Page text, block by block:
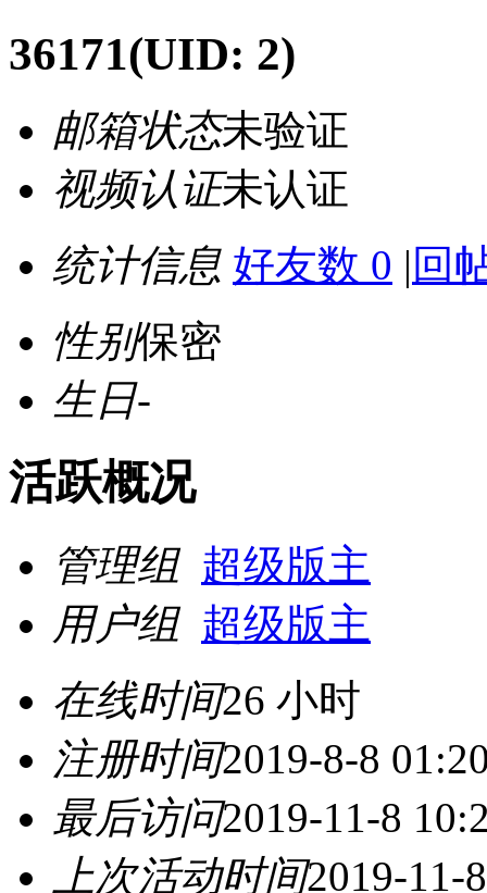
36171(UID: 2)
邮箱状态未验证
视频认证未认证
统计信息 好友数 0 | 回
性别保密
生日-
活跃概况
管理组 超级版主
用户组 超级版主
在线时间26 小时
注册时间2019-8-8
最后访问2019-11-8
上次活动时间2019-11-